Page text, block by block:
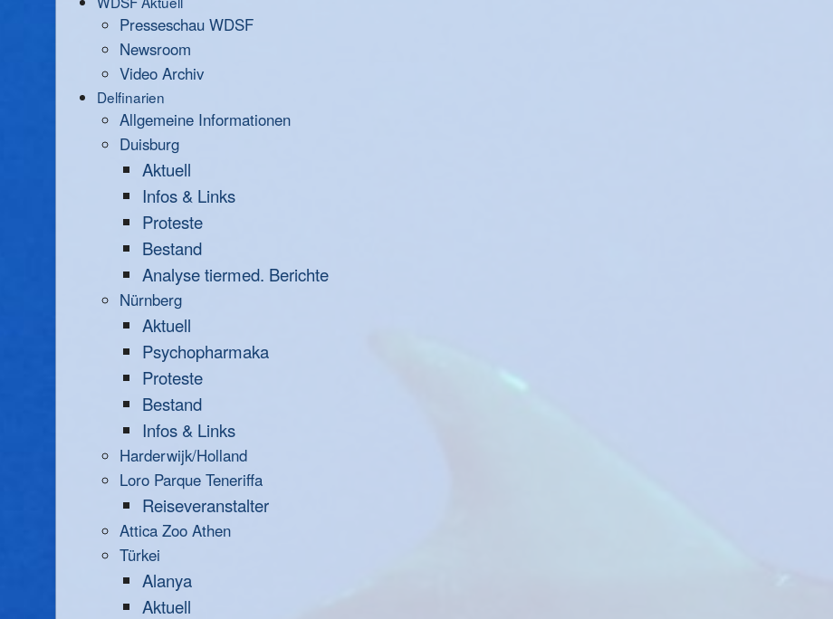
Presseschau WDSF
Newsroom
Video Archiv
Delfinarien
Allgemeine Informationen
Duisburg
Aktuell
Infos & Links
Proteste
Bestand
Analyse tiermed. Berichte
Nürnberg
Aktuell
Psychopharmaka
Proteste
Bestand
Infos & Links
Harderwijk/Holland
Loro Parque Teneriffa
Reiseveranstalter
Attica Zoo Athen
Türkei
Alanya
Aktuell